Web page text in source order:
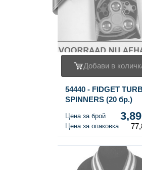
Добави в
54440 - FIDGET
SPINNERS (20 бр.)
Цена за брой
Цена за опаковка